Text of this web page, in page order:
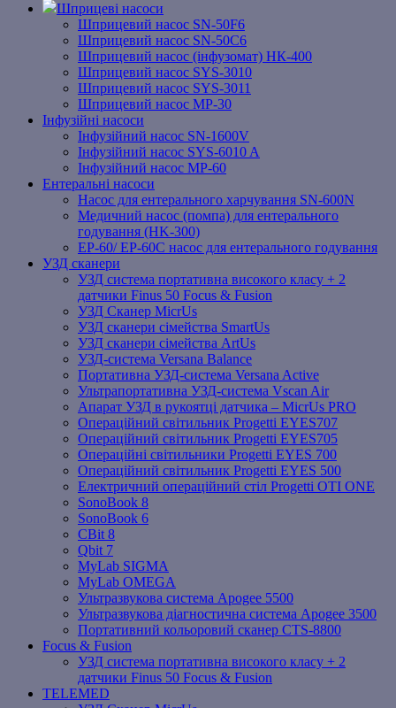
Шприцеві насоси
Шприцевий насос SN-50F6
Шприцевий насос SN-50C6
Шприцевий насос (інфузомат) НК-400
Шприцевий насос SYS-3010
Шприцевий насос SYS-3011
Шприцевий насос MP-30
Інфузійні насоси
Інфузійний насос SN-1600V
Інфузійний насос SYS-6010 A
Інфузійний насос MP-60
Ентеральні насоси
Насос для ентерального харчування SN-600N
Медичний насос (помпа) для ентерального
годування (HK-300)
EP-60/ EP-60C насос для ентерального годування
УЗД сканери
УЗД система портативна високого класу + 2
датчики Finus 50 Focus & Fusion
УЗД Сканер MicrUs
УЗД сканери сімейства SmartUs
УЗД сканери сімейства ArtUs
УЗД-система Versana Balance
Портативна УЗД-система Versana Active
Ультрапортативна УЗД-система Vscan Air
Апарат УЗД в рукоятці датчика – MicrUs PRO
Операційний світильник Progetti EYES707
Операційний світильник Progetti EYES705
Операційні світильники Progetti EYES 700
Операційний світильник Progetti EYES 500
Електричний операційний стіл Progetti OTI ONE
SonoBook 8
SonoBook 6
СBit 8
Qbit 7
MyLab SIGMA
MyLab OMEGA
Ультразвукова система Apogee 5500
Ультразвукова діагностична система Apogee 3500
Портативний кольоровий сканер CTS-8800
Focus & Fusion
УЗД система портативна високого класу + 2
датчики Finus 50 Focus & Fusion
TELEMED